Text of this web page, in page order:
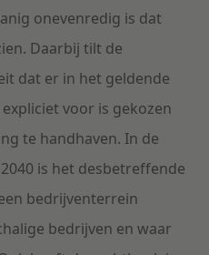
onevenredig is dat
Daarbij tilt de
dat er in het geldende
voor is gekozen
te handhaven. In de
is het desbetreffende
bedrijventerrein
bedrijven en waar